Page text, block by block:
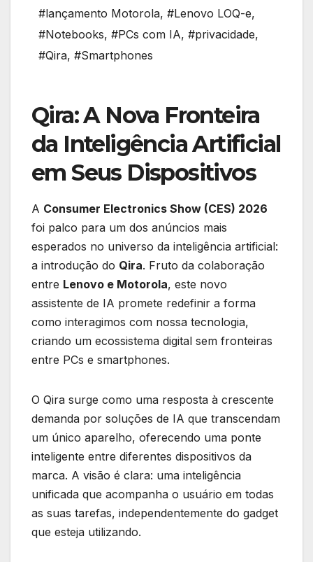
#lançamento Motorola, #Lenovo LOQ-e,
#Notebooks, #PCs com IA, #privacidade,
#Qira, #Smartphones
Qira: A Nova Fronteira
da Inteligência Artificial
em Seus Dispositivos
A Consumer Electronics Show (CES) 2026
foi palco para um dos anúncios mais
esperados no universo da inteligência artificial:
a introdução do Qira. Fruto da colaboração
entre Lenovo e Motorola, este novo
assistente de IA promete redefinir a forma
como interagimos com nossa tecnologia,
criando um ecossistema digital sem fronteiras
entre PCs e smartphones.
O Qira surge como uma resposta à crescente
demanda por soluções de IA que transcendam
um único aparelho, oferecendo uma ponte
inteligente entre diferentes dispositivos da
marca. A visão é clara: uma inteligência
unificada que acompanha o usuário em todas
as suas tarefas, independentemente do gadget
que esteja utilizando.